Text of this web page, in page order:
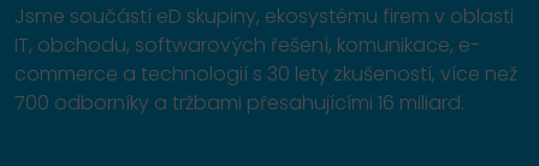
Jsme součástí eD skupiny, ekosystému firem v oblasti
IT, obchodu, softwarových řešení, komunikace, e-
commerce a technologií s 30 lety zkušeností, více než
700 odborníky a tržbami přesahujícími 16 miliard.